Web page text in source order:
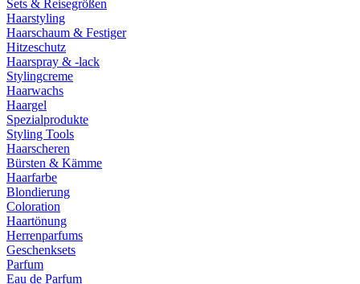
Sets & Reisegrößen
Haarstyling
Haarschaum & Festiger
Hitzeschutz
Haarspray & -lack
Stylingcreme
Haarwachs
Haargel
Spezialprodukte
Styling Tools
Haarscheren
Bürsten & Kämme
Haarfarbe
Blondierung
Coloration
Haartönung
Herrenparfums
Geschenksets
Parfum
Eau de Parfum